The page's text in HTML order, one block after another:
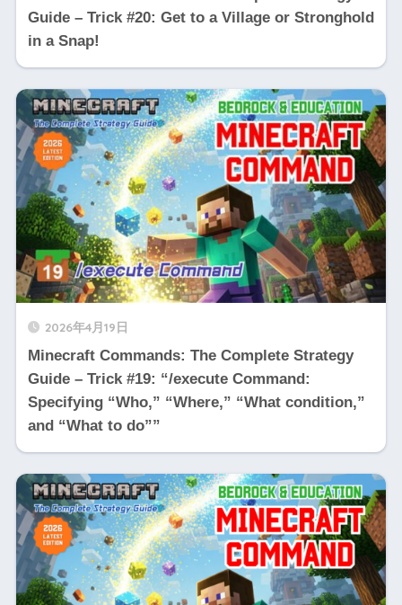
Guide – Trick #20: Get to a Village or Stronghold
in a Snap!
2026年4月19日
Minecraft Commands: The Complete Strategy
Guide – Trick #19: “/execute Command:
Specifying “Who,” “Where,” “What condition,”
and “What to do””